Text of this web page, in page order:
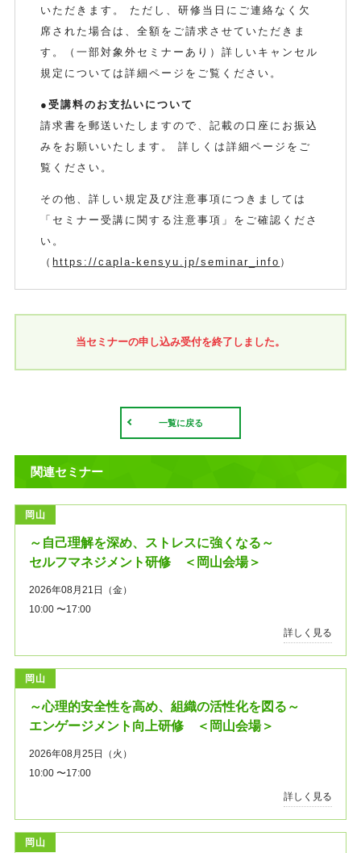
いただきます。 ただし、研修当日にご連絡なく欠
席された場合は、全額をご請求させていただきま
す。（一部対象外セミナーあり）詳しいキャンセル
規定については詳細ページをご覧ください。
●受講料のお支払いについて
請求書を郵送いたしますので、記載の口座にお振込
みをお願いいたします。 詳しくは詳細ページをご
覧ください。
その他、詳しい規定及び注意事項につきましては
「セミナー受講に関する注意事項」をご確認くださ
い。
（ https://capla-kensyu.jp/seminar_info ）
当セミナーの申し込み受付を終了しました。
一覧に戻る
関連セミナー
岡山
～自己理解を深め、ストレスに強くなる～
セルフマネジメント研修 ＜岡山会場＞
2026年08月21日（金）
10:00 〜17:00
詳しく見る
岡山
～心理的安全性を高め、組織の活性化を図る～
エンゲージメント向上研修 ＜岡山会場＞
2026年08月25日（火）
10:00 〜17:00
詳しく見る
岡山